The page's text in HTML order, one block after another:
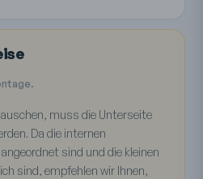
muss die Unterseite
Da die internen
sind und die kleinen
sind, empfehlen wir Ihnen,